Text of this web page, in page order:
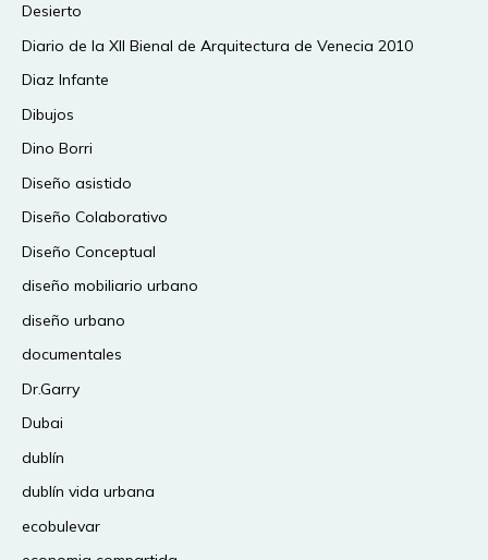
Desierto
Diario de la XII Bienal de Arquitectura de Venecia 2010
Diaz Infante
Dibujos
Dino Borri
Diseño asistido
Diseño Colaborativo
Diseño Conceptual
diseño mobiliario urbano
diseño urbano
documentales
Dr.Garry
Dubai
dublín
dublín vida urbana
ecobulevar